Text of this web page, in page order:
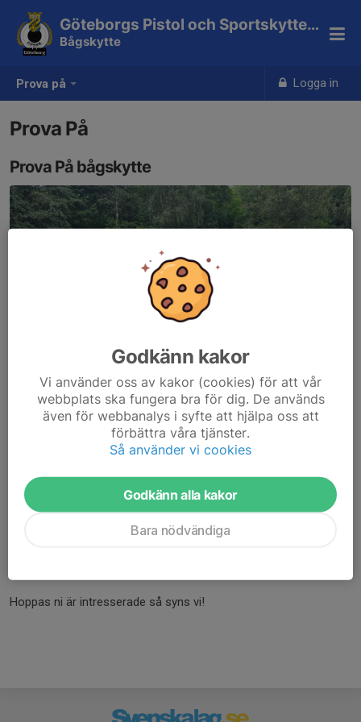
Prova på Logga in
Göteborgs Pistol och Sportskytteklubb
Bågskytte
Prova På
Prova På bågskytte
Välkommen och testa bågskytte hos oss!
Under våra prova på, får man först instruktionerna om säkerhet
runt bågskytte, grunder för hur man skjuter med en pilbåge,
man blir medlem.
Hoppas ni är intresserade så syns vi!
Godkänn kakor
Vi använder oss av kakor (cookies) för att vår
webbplats ska fungera bra för dig. De används
även för webbanalys i syfte att hjälpa oss att
förbättra våra tjänster.
Så använder vi cookies
Godkänn alla kakor
Bara nödvändiga